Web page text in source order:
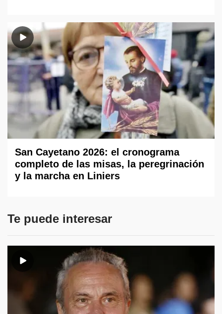
San Cayetano 2026: el cronograma
completo de las misas, la peregrinación
y la marcha en Liniers
Te puede interesar